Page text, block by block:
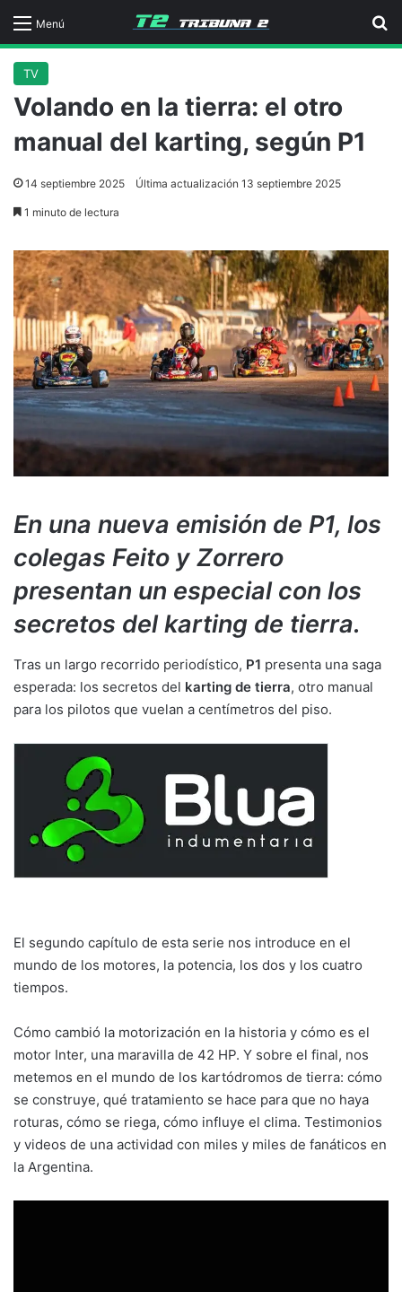
Menú
TV
Volando en la tierra: el otro
manual del karting, según P1
14 septiembre 2025 Última actualización 13 septiembre 2025
1 minuto de lectura
En una nueva emisión de P1, los
colegas Feito y Zorrero
presentan un especial con los
secretos del karting de tierra.
Tras un largo recorrido periodístico, P1 presenta una saga
esperada: los secretos del karting de tierra, otro manual
para los pilotos que vuelan a centímetros del piso.
El segundo capítulo de esta serie nos introduce en el
mundo de los motores, la potencia, los dos y los cuatro
tiempos.
Cómo cambió la motorización en la historia y cómo es el
motor Inter, una maravilla de 42 HP. Y sobre el final, nos
metemos en el mundo de los kartódromos de tierra: cómo
se construye, qué tratamiento se hace para que no haya
roturas, cómo se riega, cómo influye el clima. Testimonios
y videos de una actividad con miles y miles de fanáticos en
la Argentina.